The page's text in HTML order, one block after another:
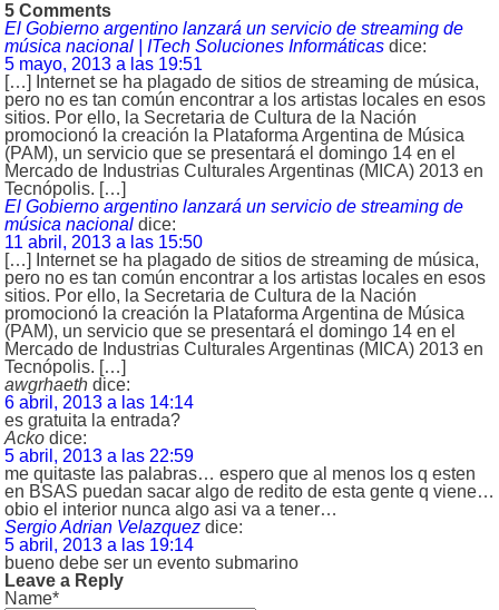
5 Comments
El Gobierno argentino lanzará un servicio de streaming de
música nacional | ITech Soluciones Informáticas dice:
5 mayo, 2013 a las 19:51
[…] Internet se ha plagado de sitios de streaming de música,
pero no es tan común encontrar a los artistas locales en esos
sitios. Por ello, la Secretaria de Cultura de la Nación
promocionó la creación la Plataforma Argentina de Música
(PAM), un servicio que se presentará el domingo 14 en el
Mercado de Industrias Culturales Argentinas (MICA) 2013 en
Tecnópolis. […]
El Gobierno argentino lanzará un servicio de streaming de
música nacional dice:
11 abril, 2013 a las 15:50
[…] Internet se ha plagado de sitios de streaming de música,
pero no es tan común encontrar a los artistas locales en esos
sitios. Por ello, la Secretaria de Cultura de la Nación
promocionó la creación la Plataforma Argentina de Música
(PAM), un servicio que se presentará el domingo 14 en el
Mercado de Industrias Culturales Argentinas (MICA) 2013 en
Tecnópolis. […]
awgrhaeth dice:
6 abril, 2013 a las 14:14
es gratuita la entrada?
Acko dice:
5 abril, 2013 a las 22:59
me quitaste las palabras… espero que al menos los q esten
en BSAS puedan sacar algo de redito de esta gente q viene…
obio el interior nunca algo asi va a tener…
Sergio Adrian Velazquez dice:
5 abril, 2013 a las 19:14
bueno debe ser un evento submarino
Leave a Reply
Name*